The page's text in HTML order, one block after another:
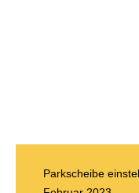
Parkscheibe